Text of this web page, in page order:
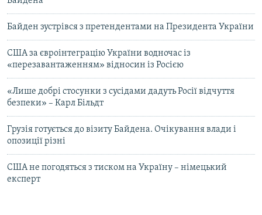
Байден зустрівся з претендентами на Президента України
США за євроінтеграцію України водночас із
«перезавантаженням» відносин із Росією
«Лише добрі стосунки з сусідами дадуть Росії відчуття
безпеки» – Карл Більдт
Грузія готується до візиту Байдена. Очікування влади і
опозиції різні
США не погодяться з тиском на Україну – німецький
експерт